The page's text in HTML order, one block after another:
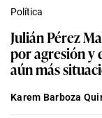
Política
Julián Pérez
por agresión y
aún más
Karem Barboza